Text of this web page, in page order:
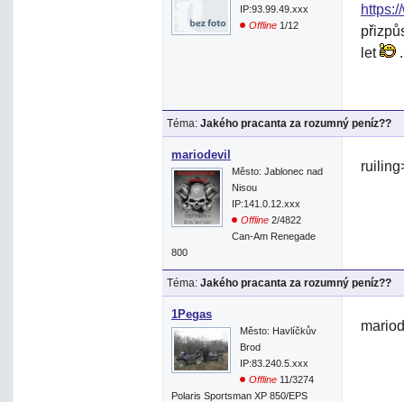
IP:93.99.49.xxx
Offline 1/12
let
Téma: Jakého pracanta za rozumný peníz??
mariodevil
Město: Jablonec nad
Nisou
IP:141.0.12.xxx
Offline 2/4822
Can-Am Renegade
800
Téma: Jakého pracanta za rozumný peníz??
1Pegas
Město: Havlíčkův
Brod
IP:83.240.5.xxx
Offline 11/3274
Polaris Sportsman XP 850/EPS